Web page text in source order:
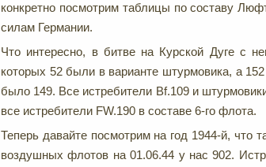
конкретно посмотрим таблицы по составу
силам Германии.
Что интересно, в битве на Курской Дуге с
которых 52 были в варианте штурмовика, а
было 149. Все истребители Bf.109 и
все истребители FW.190 в составе 6-го флота.
Теперь давайте посмотрим на год 1944-й, что
воздушных флотов на 01.06.44 у нас 902.